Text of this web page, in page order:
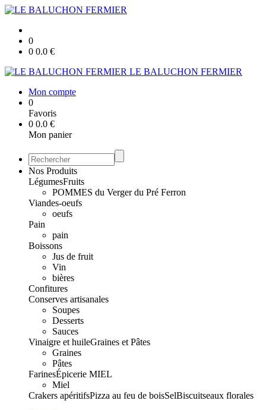
0
0 0.0 €
LE BALUCHON FERMIER
Mon compte
0
Favoris
0 0.0 €
Mon panier
Nos Produits
LégumesFruits
POMMES du Verger du Pré Ferron
Viandes-oeufs
oeufs
Pain
pain
Boissons
Jus de fruit
Vin
bières
Confitures
Conserves artisanales
Soupes
Desserts
Sauces
Vinaigre et huileGraines et Pâtes
Graines
Pâtes
FarinesÉpicerie MIEL
Miel
Crakers apéritifsPizza au feu de boisSelBiscuitseaux florales